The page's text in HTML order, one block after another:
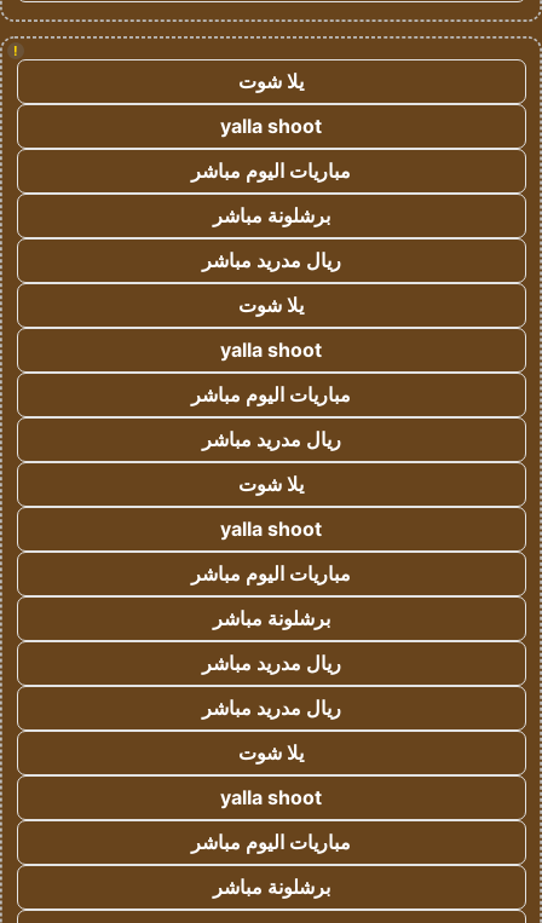
!
يلا شوت
yalla shoot
مباريات اليوم مباشر
برشلونة مباشر
ريال مدريد مباشر
يلا شوت
yalla shoot
مباريات اليوم مباشر
ريال مدريد مباشر
يلا شوت
yalla shoot
مباريات اليوم مباشر
برشلونة مباشر
ريال مدريد مباشر
ريال مدريد مباشر
يلا شوت
yalla shoot
مباريات اليوم مباشر
برشلونة مباشر